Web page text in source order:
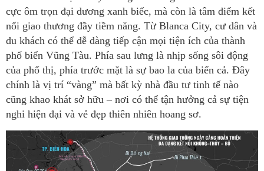
cực ôm trọn đại dương xanh biếc, mà còn là tâm điểm kết
nối giao thương đầy tiềm năng. Từ Blanca City, cư dân và
du khách có thể dễ dàng tiếp cận mọi tiện ích của thành
phố biển Vũng Tàu. Phía sau lưng là nhịp sống sôi động
của phố thị, phía trước mặt là sự bao la của biển cả. Đây
chính là vị trí “vàng” mà bất kỳ nhà đầu tư tinh tế nào
cũng khao khát sở hữu – nơi có thể tận hưởng cả sự tiện
nghi hiện đại và vẻ đẹp thiên nhiên hoang sơ.